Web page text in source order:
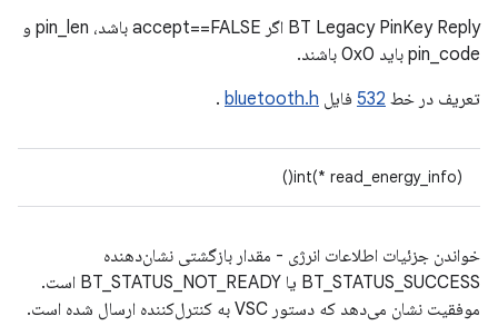
BT Legacy PinKey Reply اگر accept==FALSE باشد، pin_len و
pin_code باید 0x0 باشند.
تعریف در خط 532 فایل bluetooth.h
.
int(* read_energy_info)()
خواندن جزئیات اطلاعات انرژی - مقدار بازگشتی نشان‌دهنده
BT_STATUS_SUCCESS یا BT_STATUS_NOT_READY است.
موفقیت نشان می‌دهد که دستور VSC به کنترل‌کننده ارسال شده است.